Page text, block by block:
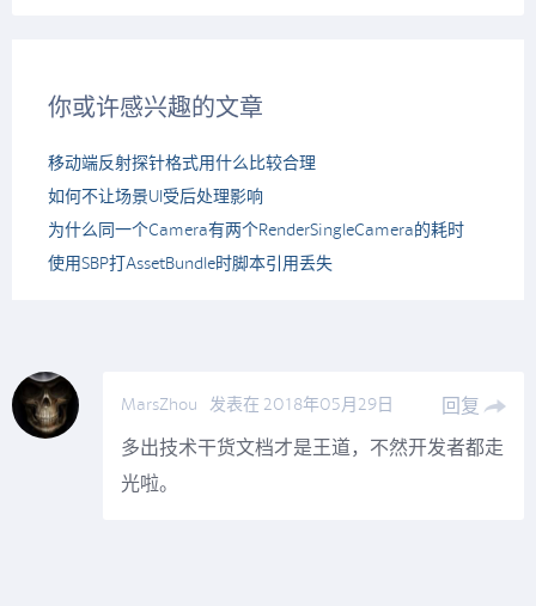
你或许感兴趣的文章
移动端反射探针格式用什么比较合理
如何不让场景UI受后处理影响
为什么同一个Camera有两个RenderSingleCamera的耗时
使用SBP打AssetBundle时脚本引用丢失
MarsZhou 发表在 2018年05月29日
回复
多出技术干货文档才是王道，不然开发者都走
光啦。